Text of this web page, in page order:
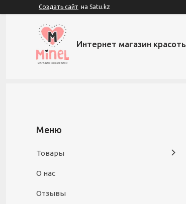
Создать сайт на Satu.kz
Интернет магазин
Товары
О нас
Отзывы